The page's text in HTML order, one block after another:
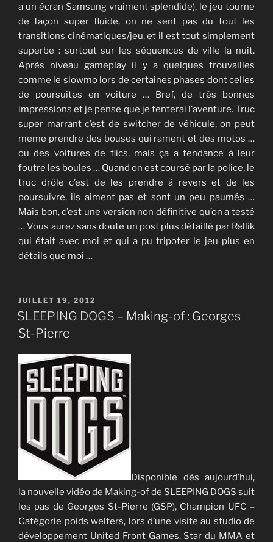
a un écran Samsung vraiment splendide), le jeu tourne
de façon super fluide, on ne sent pas du tout les
transitions cinématiques/jeu, et il est tout simplement
superbe : surtout sur les séquences de ville la nuit.
Après niveau gameplay il y a quelques trouvailles
comme le slowmo lors de certaines phases dont celles
de poursuites en voiture … Bref, de très bonnes
impressions et je pense que je tenterai l’aventure. Truc
super marrant c’est de switcher de véhicule, on peut
meme prendre des bouses qui rament et des motos …
ou des voitures de flics, mais ça a tendance à leur
foutre les boules … Quand on est coursé par la police, le
truc drôle c’est de les prendre à revers et de les
poursuivre, ils aiment pas et sont un peu paumés …
Mais bon, c’est une version non définitive qu’on a testé
… Vous aurez sans doute un post plus détaillé par Rellik
qui était avec moi et qui a pu tripoter le jeu plus en
détails que moi …
PUBLIÉ
LE
JUILLET 19, 2012
SLEEPING DOGS – Making-of : Georges
St-Pierre
Disponible dès aujourd’hui,
la nouvelle vidéo de Making-of de SLEEPING DOGS suit
les pas de Georges St-Pierre (GSP), Champion UFC –
Catégorie poids welters, lors d’une visite au studio de
développement United Front Games. Star du MMA et